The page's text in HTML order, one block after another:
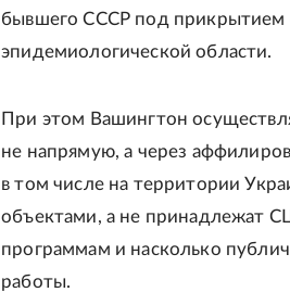
бывшего СССР под прикрытием
эпидемиологической области.
При этом Вашингтон
не напрямую, а через
в том числе на территории
объектами, а не принадлежат
программам и насколько
работы.